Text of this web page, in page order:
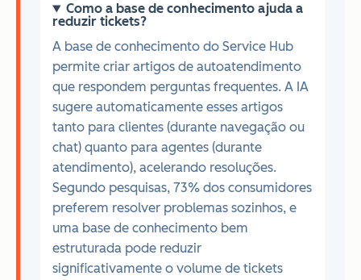
Como a base de conhecimento ajuda a
reduzir tickets?
A base de conhecimento do Service Hub
permite criar artigos de autoatendimento
que respondem perguntas frequentes. A IA
sugere automaticamente esses artigos
tanto para clientes (durante navegação ou
chat) quanto para agentes (durante
atendimento), acelerando resoluções.
Segundo pesquisas, 73% dos consumidores
preferem resolver problemas sozinhos, e
uma base de conhecimento bem
estruturada pode reduzir
significativamente o volume de tickets